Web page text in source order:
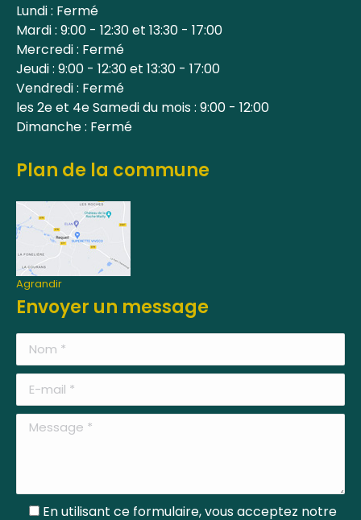
Lundi : Fermé
Mardi : 9:00 - 12:30 et 13:30 - 17:00
Mercredi : Fermé
Jeudi : 9:00 - 12:30 et 13:30 - 17:00
Vendredi : Fermé
les 2e et 4e Samedi du mois : 9:00 - 12:00
Dimanche : Fermé
Plan de la commune
Agrandir
Envoyer un message
En utilisant ce formulaire, vous acceptez notre